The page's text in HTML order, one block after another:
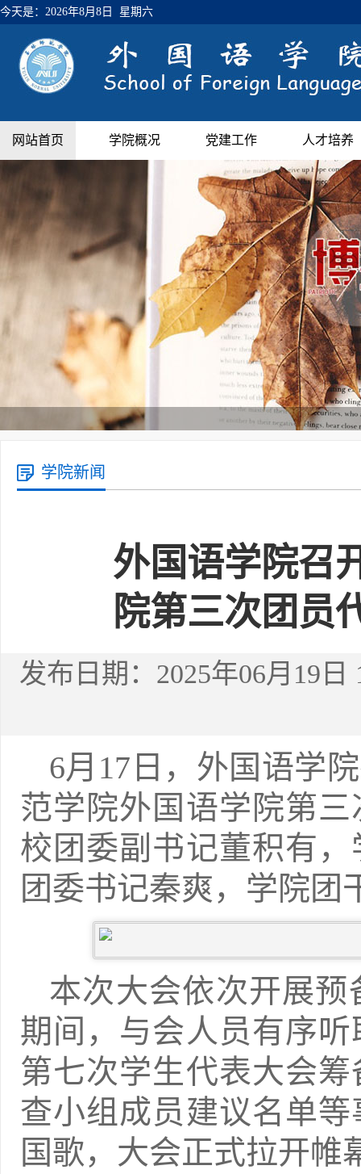
今天是： 2026年8月8日 星期六
网站首页 学院概况 党建工作 人才培养
学院新闻
外国语学院召
院第三次团员
发布日期：2025年06月19
6月17日，外国语学
范学院外国语学院第
校团委副书记董积有
团委书记秦爽，学院团
本次大会依次开展
期间，与会人员有序
第七次学生代表大会
查小组成员建议名单
国歌，大会正式拉开帷